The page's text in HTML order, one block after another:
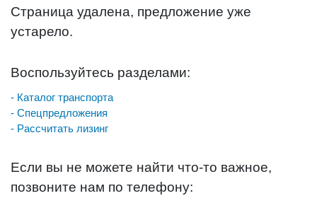
Страница удалена, предложение уже
устарело.
Воспользуйтесь разделами:
- Каталог транспорта
- Спецпредложения
- Рассчитать лизинг
Если вы не можете найти что-то важное,
позвоните нам по телефону: